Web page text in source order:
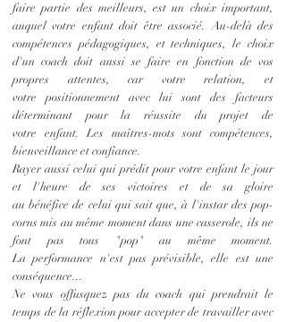
fairepartie des meilleurs, est un choix important,
auquel votre enfant doit être associé.Au-delà des
compétences pédagogiques, et techniques, le choix
d'un coach doit aussi se faire en fonction de vos
propres attentes, car votre relation, et
votre positionnement avec lui sont des facteurs
déterminant pour la réussite du projet de
votre enfant.Les maîtres-mots sont compétences,
bienveillance et confiance.
Rayer aussi celui qui prédit pour votre enfant le jour
et l'heure de ses victoires et de sa gloire
aubénéfice de celui quisait que,à l'instar des pop-
corns mis au même momentdans une casserole, ils ne
font pas tous "pop" au même moment.
Laperformance n'est pas prévisible, elle est une
conséquence...
Ne vous offusquez pas du coach qui prendrait le
temps de la réflexion pouraccepterde travailler avec